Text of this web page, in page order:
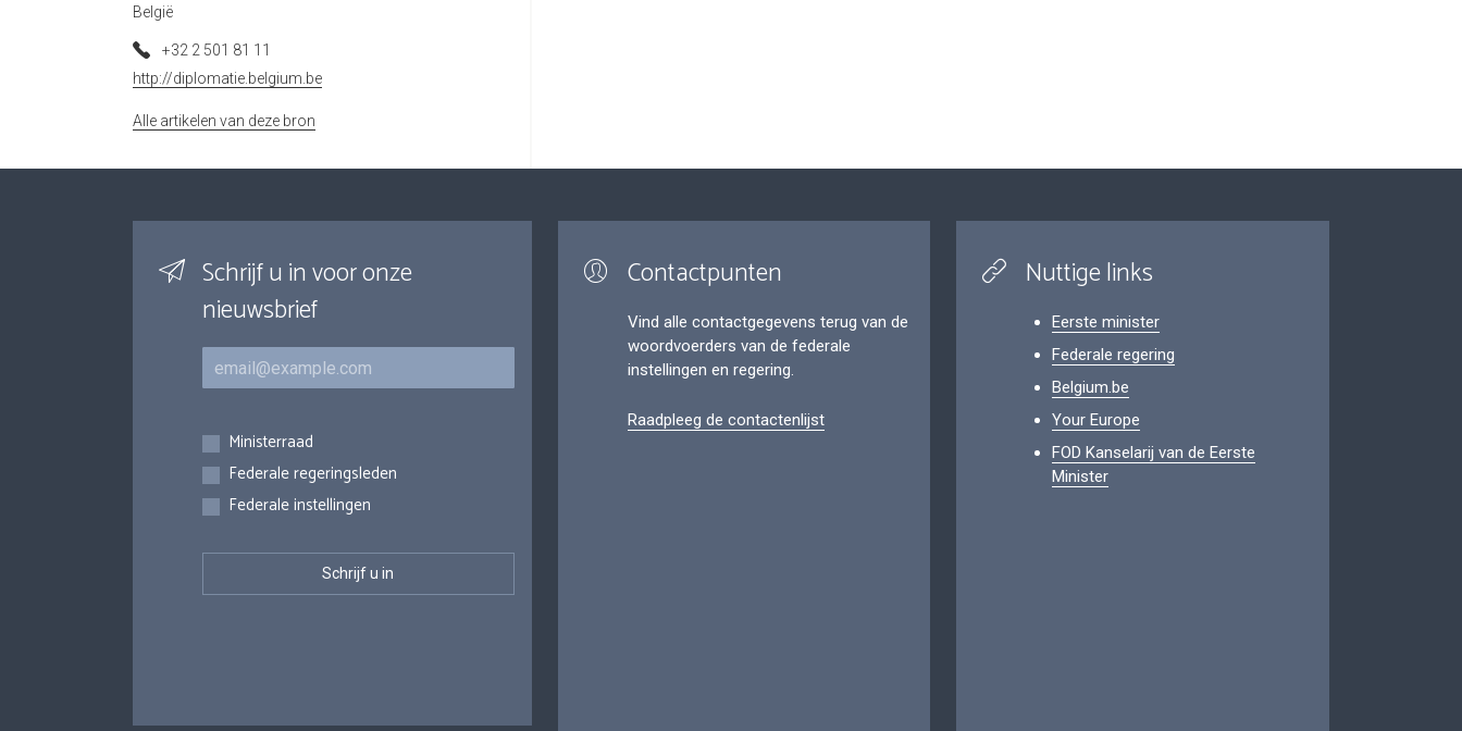
België
+32 2 501 81 11
http://diplomatie.belgium.be
Alle artikelen van deze bron
Schrijf u in voor onze
nieuwsbrief
E-mail
Inschrijvingen
Ministerraad
Federale regeringsleden
Federale instellingen
Contactpunten
Vind alle contactgegevens terug van de
woordvoerders van de federale
instellingen en regering.
Raadpleeg de contactenlijst
Nuttige links
Eerste minister
Federale regering
Belgium.be
Your Europe
FOD Kanselarij van de Eerste
Minister